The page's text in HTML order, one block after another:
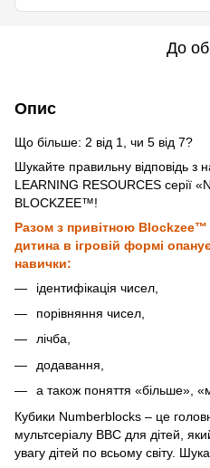
До
Опис
Що більше: 2 від 1, чи 5 від 7?
Шукайте правильну відповідь з
LEARNING RESOURCES серії
BLOCKZEE™!
Разом з привітною
дитина в ігровій формі
навички:
ідентифікація чисел,
порівняння чисел,
лічба,
додавання,
а також поняття «більше»,
Кубики Numberblocks – це
мультсеріалу BBC для дітей,
увагу дітей по всьому світу.